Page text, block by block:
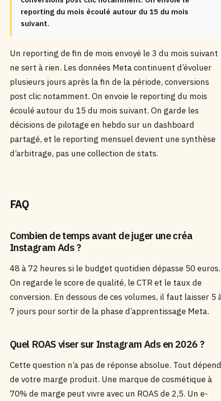
reporting du mois écoulé autour du 15 du mois
suivant.
Un reporting de fin de mois envoyé le 3 du mois suivant
ne sert à rien. Les données Meta continuent d’évoluer
plusieurs jours après la fin de la période, conversions
post clic notamment. On envoie le reporting du mois
écoulé autour du 15 du mois suivant. On garde les
décisions de pilotage en hebdo sur un dashboard
partagé, et le reporting mensuel devient une synthèse
d’arbitrage, pas une collection de stats.
FAQ
Combien de temps avant de juger une créa
Instagram Ads ?
48 à 72 heures si le budget quotidien dépasse 50 euros.
On regarde le score de qualité, le CTR et le taux de
conversion. En dessous de ces volumes, il faut laisser 5
7 jours pour sortir de la phase d’apprentissage Meta.
Quel ROAS viser sur Instagram Ads en 2026 ?
Cette question n’a pas de réponse absolue. Tout dépend
de votre marge produit. Une marque de cosmétique à
70% de marge peut vivre avec un ROAS de 2,5. Un e-